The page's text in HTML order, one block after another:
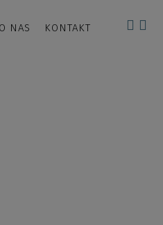
O NAS KONTAKT